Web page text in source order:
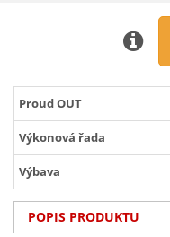
Proud OUT
Výkonová řada
Výbava
POPIS PRODUKTU